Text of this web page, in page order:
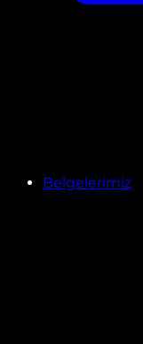
Belgelerimiz